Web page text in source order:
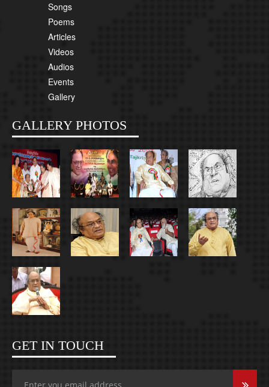
Songs
Poems
Articles
Videos
Audios
Events
Gallery
GALLERY PHOTOS
GET IN TOUCH